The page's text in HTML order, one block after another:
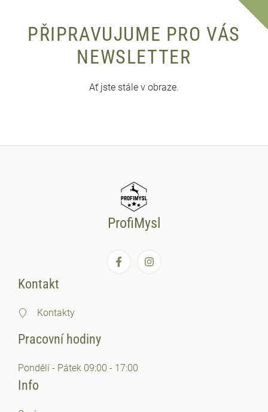
PŘIPRAVUJUME PRO VÁS
NEWSLETTER
Ať jste stále v obraze.
ProfiMysl
Kontakt
Kontakty
Pracovní hodiny
Pondělí - Pátek 09:00 - 17:00
Info